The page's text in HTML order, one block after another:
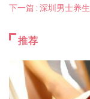
下一篇 : 深圳男士养
推荐